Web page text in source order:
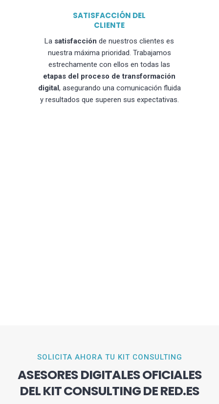
SATISFACCIÓN DEL
CLIENTE
La satisfacción de nuestros clientes es
nuestra máxima prioridad. Trabajamos
estrechamente con ellos en todas las
etapas del proceso de transformación
digital, asegurando una comunicación fluida
y resultados que superen sus expectativas.
SOLICITA AHORA TU KIT CONSULTING
ASESORES DIGITALES OFICIALES
DEL KIT CONSULTING DE RED.ES